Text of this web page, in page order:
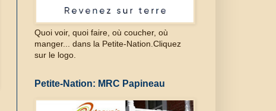
Quoi voir, quoi faire, où coucher, où
manger... dans la Petite-Nation.Cliquez
sur le logo.
Petite-Nation: MRC Papineau